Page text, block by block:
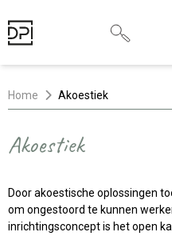
Home Akoestiek
Akoestiek
Door akoestische oplossingen
om ongestoord te kunnen
inrichtingsconcept is het open